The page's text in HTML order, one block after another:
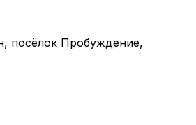
посёлок Пробуждение,